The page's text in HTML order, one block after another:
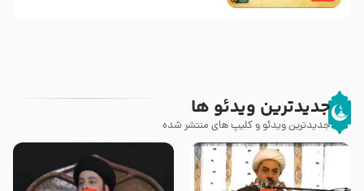
جدیدترین ویدئو ها
جدیدترین ویدئو و کلیپ های منتشر شده